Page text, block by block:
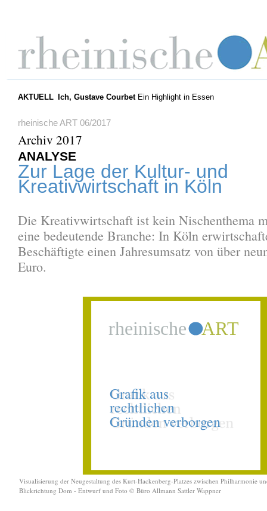
AKTUELL Ich, Gustave CourbetEin Highlight in Essen
rheinische ART 06/2017
Archiv 2017
ANALYSE
Zur Lage der Kultur- und
Kreativwirtschaft in Köln
Die Kreativwirtschaft ist kein Nischenthema
eine bedeutende Branche: In Köln
Beschäftigte einen Jahresumsatz von über
Euro.
Visualisierung der Neugestaltung des Kurt-Hackenberg-Platzes zwischen Philharmonie
Blickrichtung Dom - Entwurf und Foto © Büro Allmann Sattler Wappner